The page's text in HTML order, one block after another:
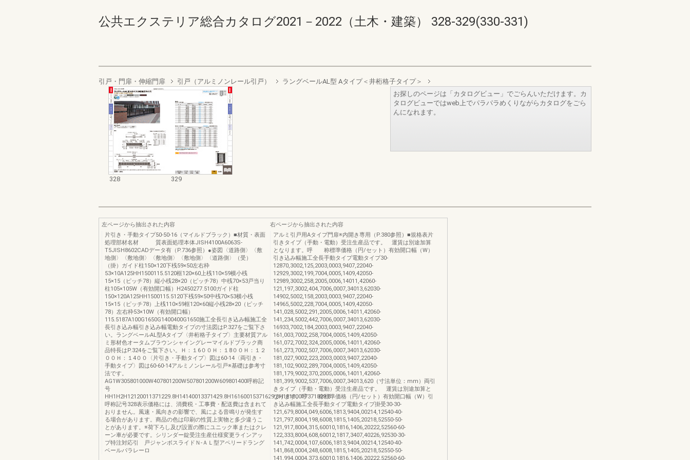
公共エクステリア総合カタログ2021－2022（土木・建築） 328-329(330-331)
引戸・門扉・伸縮門扉 引戸（アルミノンレール引戸） ラングベールAL型 Aタイプ＜井桁格子タイプ＞
328 329
お探しのページは「カタログビュー」でごらんいただけます。カ
タログビューではweb上でパラパラめくりながらカタログをごら
んになれます。
左ページから抽出された内容
片引き・手動タイプ50-50-16（マイルドブラック）■材質・表面
処理部材名材 質表面処理本体JISH4100A6063S-
T5JISH8602CADデータ有（P.736参照）●姿図〈道路側〉〈敷
地側〉〈敷地側〉〈敷地側〉〈敷地側〉〈道路側〉（受）
（掛）ガイド柱150×120下桟59×50左右枠
53×10A125HH1500115.5120框120×60上桟110×59横小桟
15×15（ピッチ78）縦小桟28×20（ピッチ78）中桟70×53戸当り
柱105×105W（有効開口幅）H2450277.5100ガイド柱
150×120A125HH1500115.5120下桟59×50中桟70×53横小桟
15×15（ピッチ78）上桟110×59框120×60縦小桟28×20（ピッチ
78）左右枠53×10W（有効開口幅）
115.5187A100G1650G1400400G1650施工全長引き込み幅施工全
長引き込み幅引き込み幅電動タイプの寸法図はP.327をご覧下さ
い。ラングベールAL型Aタイプ〈井桁格子タイプ〉主要材質アル
ミ形材色オータムブラウンシャイングレーマイルドブラック商
品特長はP.324をご覧下さい。Ｈ：１6００Ｈ：１8００Ｈ：１２
００Ｈ：１4００〈片引き・手動タイプ〉図は60-14〈両引き・
手動タイプ〉図は60-60-14アルミノンレール引戸※基礎は参考寸
法です。
AG1W305801000W407801200W507801200W609801400呼称記
号
HH1H2H12120011371229.8H14140013371429.8H16160015371629.8H18180017371829.8
呼称記号328表示価格には、消費税・工事費・配送費は含まれて
おりません。風速・風向きの影響で、風による音鳴りが発生す
る場合があります。商品の色は印刷の性質上実物と多少違うこ
とがあります。※荷下ろし及び設置の際にユニック車またはクレ
ーン車が必要です。シリンダー錠受注生産仕様変更ラインアッ
プ特注対応引 戸ジャンボスライドＮ-ＡＬ型アペリードラング
ベールパラレーロ
右ページから抽出された内容
アルミ引戸用Aタイプ門扉※内開き専用（P.380参照）■規格表片
引きタイプ（手動・電動）受注生産品です。 運賃は別途加算
となります。呼 称標準価格（円/セット）有効開口幅（W）
引き込み幅施工全長手動タイプ電動タイプ30-
12870,3002,125,2003,0003,9407,22040-
12929,3002,199,7004,0005,1409,42050-
12989,3002,258,2005,0006,14011,42060-
121,197,3002,404,7006,0007,34013,62030-
14902,5002,158,2003,0003,9407,22040-
14965,5002,228,7004,0005,1409,42050-
141,028,5002,291,2005,0006,14011,42060-
141,234,5002,442,7006,0007,34013,62030-
16933,7002,184,2003,0003,9407,22040-
161,003,7002,258,7004,0005,1409,42050-
161,072,7002,324,2005,0006,14011,42060-
161,273,7002,507,7006,0007,34013,62030-
181,027,9002,223,2003,0003,9407,22040-
181,102,9002,289,7004,0005,1409,42050-
181,179,9002,370,2005,0006,14011,42060-
181,399,9002,537,7006,0007,34013,620（寸法単位：mm）両引
きタイプ（手動・電動）受注生産品です。 運賃は別途加算と
なります。呼 称標準価格（円/セット）有効開口幅（W）引
き込み幅施工全長手動タイプ電動タイプ掛受30-30-
121,679,8004,049,6006,1813,9404,00214,12540-40-
121,797,8004,198,6008,1815,1405,20218,52550-50-
121,917,8004,315,60010,1816,1406,20222,52560-60-
122,333,8004,608,60012,1817,3407,40226,92530-30-
141,742,0004,107,6006,1813,9404,00214,12540-40-
141,868,0004,248,6008,1815,1405,20218,52550-50-
141,994,0004,373,60010,1816,1406,20222,52560-60-